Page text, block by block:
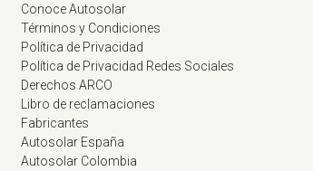
Conoce Autosolar
Términos y Condiciones
Política de Privacidad
Política de Privacidad Redes Sociales
Derechos ARCO
Libro de reclamaciones
Fabricantes
Autosolar España
Autosolar Colombia